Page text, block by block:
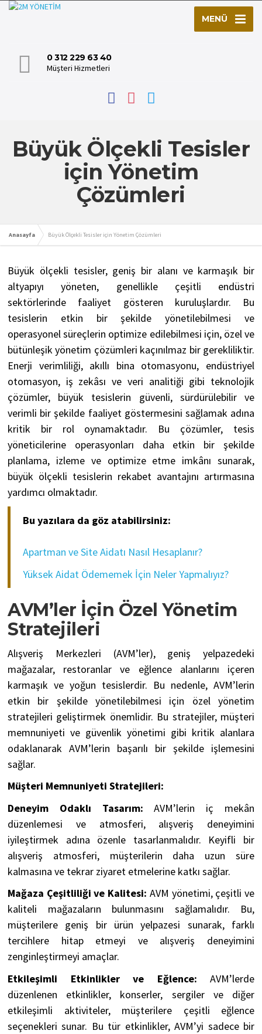
MENÜ
0 312 229 63 40
Müşteri Hizmetleri
Büyük Ölçekli Tesisler
için Yönetim
Çözümleri
Anasayfa Büyük Ölçekli Tesisler için Yönetim Çözümleri
Büyük ölçekli tesisler, geniş bir alanı ve karmaşık bir
altyapıyı yöneten, genellikle çeşitli endüstri
sektörlerinde faaliyet gösteren kuruluşlardır. Bu
tesislerin etkin bir şekilde yönetilebilmesi ve
operasyonel süreçlerin optimize edilebilmesi için, özel ve
bütünleşik yönetim çözümleri kaçınılmaz bir gerekliliktir.
Enerji verimliliği, akıllı bina otomasyonu, endüstriyel
otomasyon, iş zekâsı ve veri analitiği gibi teknolojik
çözümler, büyük tesislerin güvenli, sürdürülebilir ve
verimli bir şekilde faaliyet göstermesini sağlamak adına
kritik bir rol oynamaktadır. Bu çözümler, tesis
yöneticilerine operasyonları daha etkin bir şekilde
planlama, izleme ve optimize etme imkânı sunarak,
büyük ölçekli tesislerin rekabet avantajını artırmasına
yardımcı olmaktadır.
Bu yazılara da göz atabilirsiniz:
Apartman ve Site Aidatı Nasıl Hesaplanır?
Yüksek Aidat Ödememek İçin Neler Yapmalıyız?
AVM’ler İçin Özel Yönetim
Stratejileri
Alışveriş Merkezleri (AVM’ler), geniş yelpazedeki
mağazalar, restoranlar ve eğlence alanlarını içeren
karmaşık ve yoğun tesislerdir. Bu nedenle, AVM’lerin
etkin bir şekilde yönetilebilmesi için özel yönetim
stratejileri geliştirmek önemlidir. Bu stratejiler, müşteri
memnuniyeti ve güvenlik yönetimi gibi kritik alanlara
odaklanarak AVM’lerin başarılı bir şekilde işlemesini
sağlar.
Müşteri Memnuniyeti Stratejileri:
Deneyim Odaklı Tasarım: AVM’lerin iç mekân
düzenlemesi ve atmosferi, alışveriş deneyimini
iyileştirmek adına özenle tasarlanmalıdır. Keyifli bir
alışveriş atmosferi, müşterilerin daha uzun süre
kalmasına ve tekrar ziyaret etmelerine katkı sağlar.
Mağaza Çeşitliliği ve Kalitesi: AVM yönetimi, çeşitli ve
kaliteli mağazaların bulunmasını sağlamalıdır. Bu,
müşterilere geniş bir ürün yelpazesi sunarak, farklı
tercihlere hitap etmeyi ve alışveriş deneyimini
zenginleştirmeyi amaçlar.
Etkileşimli Etkinlikler ve Eğlence: AVM’lerde
düzenlenen etkinlikler, konserler, sergiler ve diğer
etkileşimli aktiviteler, müşterilere çeşitli eğlence
seçenekleri sunar. Bu tür etkinlikler, AVM’yi sadece bir